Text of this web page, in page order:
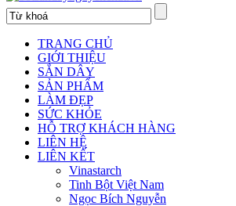
TRANG CHỦ
GIỚI THIỆU
SẮN DÂY
SẢN PHẨM
LÀM ĐẸP
SỨC KHỎE
HỖ TRỢ KHÁCH HÀNG
LIÊN HỆ
LIÊN KẾT
Vinastarch
Tinh Bột Việt Nam
Ngọc Bích Nguyễn